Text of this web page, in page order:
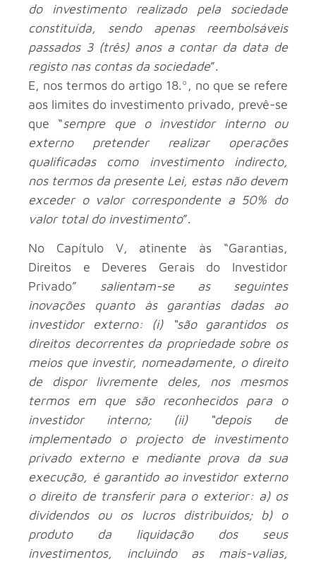
do investimento realizado pela sociedade
constituída, sendo apenas reembolsáveis
passados 3 (três) anos a contar da data de
registo nas contas da sociedade”.
E, nos termos do artigo 18.º, no que se refere
aos limites do investimento privado, prevê-se
que “sempre que o investidor interno ou
externo pretender realizar operações
qualificadas como investimento indirecto,
nos termos da presente Lei, estas não devem
exceder o valor correspondente a 50% do
valor total do investimento”.
No Capítulo V, atinente às “Garantias,
Direitos e Deveres Gerais do Investidor
Privado” salientam-se as seguintes
inovações quanto às garantias dadas ao
investidor externo: (i) “são garantidos os
direitos decorrentes da propriedade sobre os
meios que investir, nomeadamente, o direito
de dispor livremente deles, nos mesmos
termos em que são reconhecidos para o
investidor interno; (ii) “depois de
implementado o projecto de investimento
privado externo e mediante prova da sua
execução, é garantido ao investidor externo
o direito de transferir para o exterior: a) os
dividendos ou os lucros distribuídos; b) o
produto da liquidação dos seus
investimentos, incluindo as mais-valias,